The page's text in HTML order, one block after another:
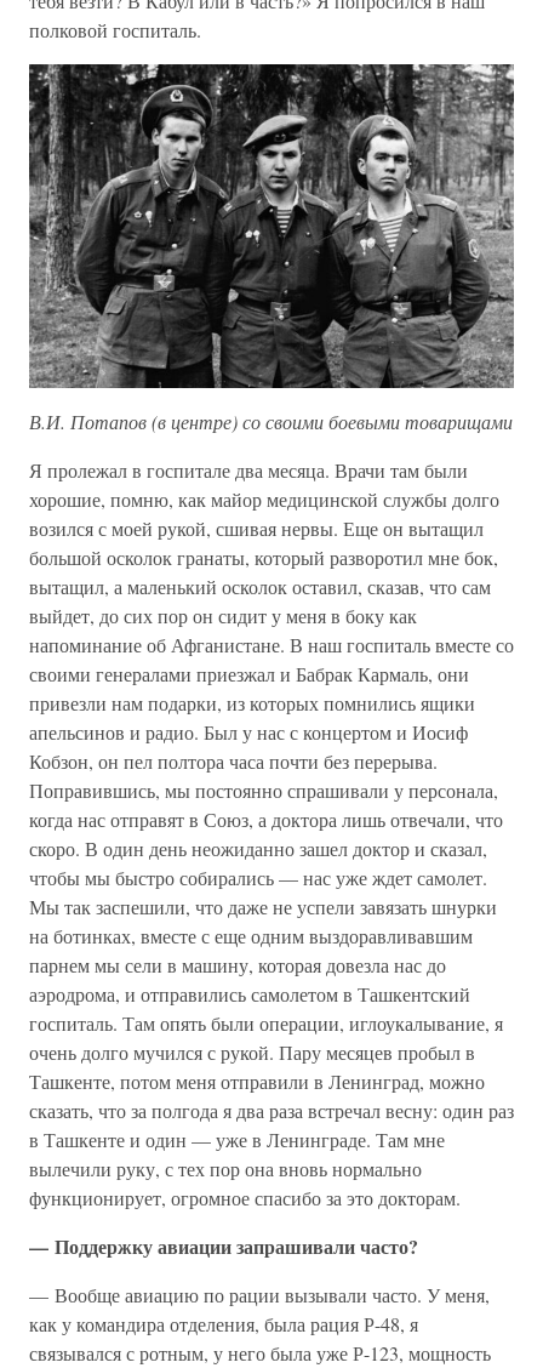
полковой госпиталь.
В.И. Потапов (в центре) со своими боевыми товарищами
Я пролежал в госпитале два месяца. Врачи там были
хорошие, помню, как майор медицинской службы долго
возился с моей рукой, сшивая нервы. Еще он вытащил
большой осколок гранаты, который разворотил мне бок,
вытащил, а маленький осколок оставил, сказав, что сам
выйдет, до сих пор он сидит у меня в боку как
напоминание об Афганистане. В наш госпиталь вместе со
своими генералами приезжал и Бабрак Кармаль, они
привезли нам подарки, из которых помнились ящики
апельсинов и радио. Был у нас с концертом и Иосиф
Кобзон, он пел полтора часа почти без перерыва.
Поправившись, мы постоянно спрашивали у персонала,
когда нас отправят в Союз, а доктора лишь отвечали, что
скоро. В один день неожиданно зашел доктор и сказал,
чтобы мы быстро собирались — нас уже ждет самолет.
Мы так заспешили, что даже не успели завязать шнурки
на ботинках, вместе с еще одним выздоравливавшим
парнем мы сели в машину, которая довезла нас до
аэродрома, и отправились самолетом в Ташкентский
госпиталь. Там опять были операции, иглоукалывание, я
очень долго мучился с рукой. Пару месяцев пробыл в
Ташкенте, потом меня отправили в Ленинград, можно
сказать, что за полгода я два раза встречал весну: один раз
в Ташкенте и один — уже в Ленинграде. Там мне
вылечили руку, с тех пор она вновь нормально
функционирует, огромное спасибо за это докторам.
— Поддержку авиации запрашивали часто?
— Вообще авиацию по рации вызывали часто. У меня,
как у командира отделения, была рация Р-48, я
связывался с ротным, у него была уже Р-123, мощность